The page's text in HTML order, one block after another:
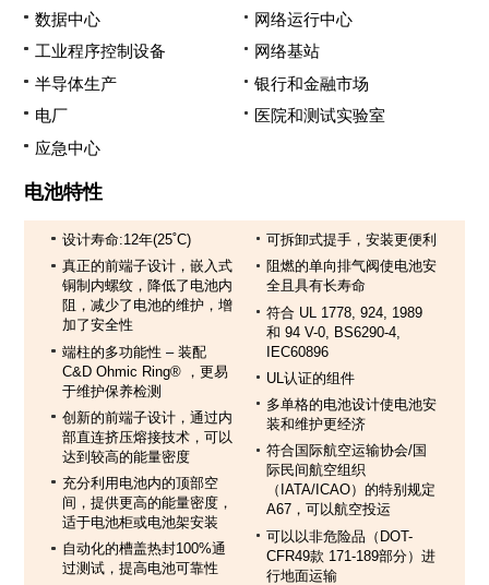
数据中心
网络运行中心
工业程序控制设备
网络基站
半导体生产
银行和金融市场
电厂
医院和测试实验室
应急中心
电池特性
设计寿命:12年(25˚C)
真正的前端子设计，嵌入式
铜制内螺纹，降低了电池内
阻，减少了电池的维护，增
加了安全性
端柱的多功能性 – 装配
C&D Ohmic Ring® ，更易
于维护保养检测
创新的前端子设计，通过内
部直连挤压熔接技术，可以
达到较高的能量密度
充分利用电池内的顶部空
间，提供更高的能量密度，
适于电池柜或电池架安装
自动化的槽盖热封100%通
过测试，提高电池可靠性
可拆卸式提手，安装更便利
阻燃的单向排气阀使电池安
全且具有长寿命
符合 UL 1778, 924, 1989
和 94 V-0, BS6290-4,
IEC60896
UL认证的组件
多单格的电池设计使电池安
装和维护更经济
符合国际航空运输协会/国
际民间航空组织
（IATA/ICAO）的特别规定
A67，可以航空投运
可以以非危险品（DOT-
CFR49款 171-189部分）进
行地面运输